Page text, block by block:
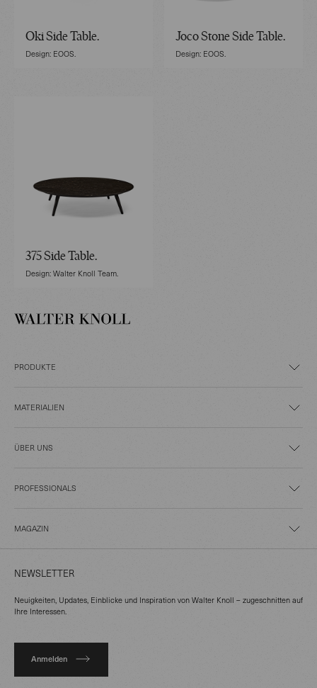
Oki Side Table.
Design: EOOS.
Joco Stone Side Table.
Design: EOOS.
375 Side Table.
Design: Walter Knoll Team.
PRODUKTE
MATERIALIEN
ÜBER UNS
PROFESSIONALS
MAGAZIN
NEWSLETTER
Neuigkeiten, Updates, Einblicke und Inspiration von Walter Knoll – zugeschnitten auf
Ihre Interessen.
Anmelden